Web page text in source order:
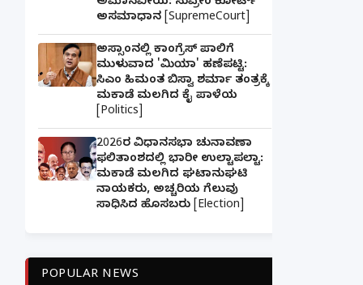
ಅಸಮಾಧಾನ [SupremeCourt]
ಅಸ್ಸಾಂನಲ್ಲಿ ಕಾಂಗ್ರೆಸ್ ಪಾಲಿಗೆ
ಮುಳುವಾದ 'ಮಿಯಾ' ಹಣೆಪಟ್ಟಿ:
ಸಿಎಂ ಹಿಮಂತ ಬಿಸ್ವಾ ಶರ್ಮಾ ತಂತ್ರಕ್ಕೆ
ಮಕಾಡೆ ಮಲಗಿದ ಕೈ ಪಾಳೆಯ
[Politics]
2026ರ ವಿಧಾನಸಭಾ ಚುನಾವಣಾ
ಫಲಿತಾಂಶದಲ್ಲಿ ಭಾರೀ ಉಲ್ಟಾಪಲ್ಟಾ:
ಮಕಾಡೆ ಮಲಗಿದ ಘಟಾನುಘಟಿ
ನಾಯಕರು, ಅಚ್ಚರಿಯ ಗೆಲುವು
ಸಾಧಿಸಿದ ಹೊಸಬರು [Election]
POPULAR NEWS